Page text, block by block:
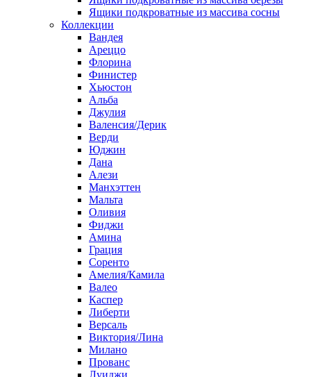
Ящики подкроватные из массива сосны
Коллекции
Вандея
Ареццо
Флорина
Финистер
Хьюстон
Альба
Джулия
Валенсия/Дерик
Верди
Юджин
Дана
Алези
Манхэттен
Мальта
Оливия
Фиджи
Амина
Грация
Соренто
Амелия/Камила
Валео
Каспер
Либерти
Версаль
Виктория/Лина
Милано
Прованс
Луиджи